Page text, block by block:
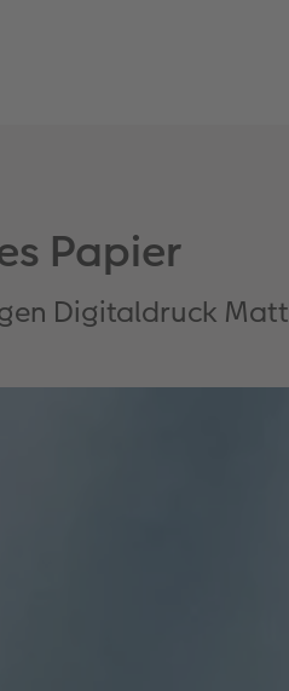
Papier
Digitaldruck Matt